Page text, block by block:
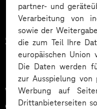
partner- und
Verarbeitung von
sowie der
die zum Teil Ihre
europäischen Union
Die Daten werden
zur Ausspielung von
Werbung auf
Drittanbieterseiten
Smarter
Plan.
Wer komplexe
einen Plan. Wir haben